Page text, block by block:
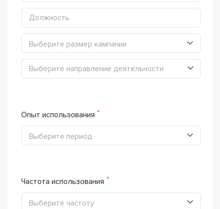
Выберите размер кампании
Выберите направление деятельности
Выберите направление деятельности
Опыт использования
Выберите период
Частота использования
Выберите частоту